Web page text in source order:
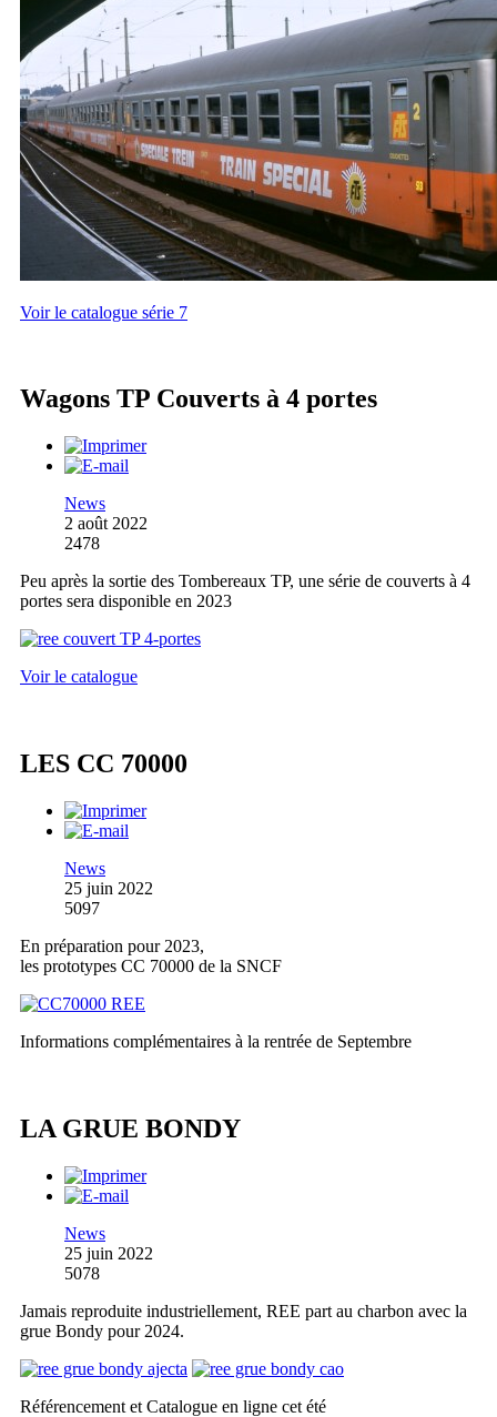
Voir le catalogue série 7
Wagons TP Couverts à 4 portes
News
2 août 2022
2478
Peu après la sortie des Tombereaux TP, une série de couverts à 4
portes sera disponible en 2023
Voir le catalogue
LES CC 70000
News
25 juin 2022
5097
En préparation pour 2023,
les prototypes CC 70000 de la SNCF
Informations complémentaires à la rentrée de Septembre
LA GRUE BONDY
News
25 juin 2022
5078
Jamais reproduite industriellement, REE part au charbon avec la
grue Bondy pour 2024.
Référencement et Catalogue en ligne cet été